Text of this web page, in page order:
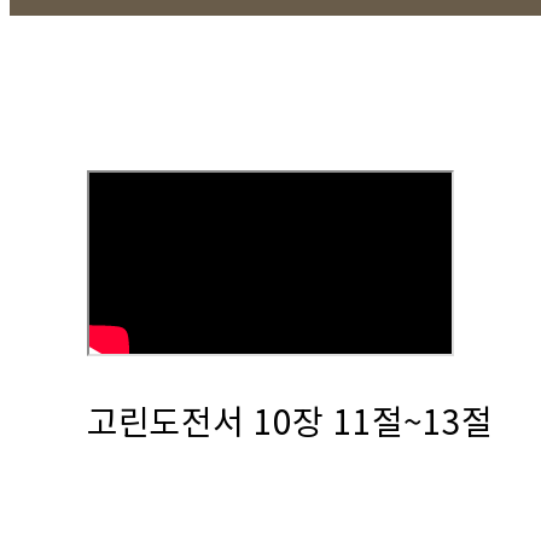
고린도전서 10장 11절~13절